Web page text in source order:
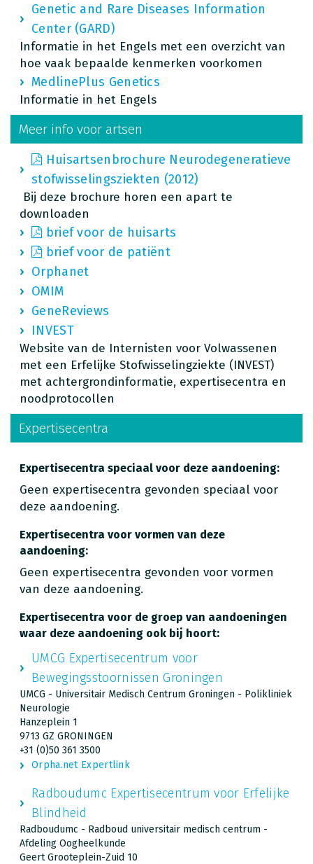
Genetic and Rare Diseases Information
Center (GARD)
Informatie in het Engels met een overzicht van
hoe vaak bepaalde kenmerken voorkomen
MedlinePlus Genetics
Informatie in het Engels
Meer info voor artsen
Huisartsenbrochure Neurodegeneratieve
stofwisselingsziekten (2012)
Bij deze brochure horen een apart te
downloaden
brief voor de huisarts
brief voor de patiënt
Orphanet
OMIM
GeneReviews
INVEST
Website van de Internisten voor Volwassenen
met een Erfelijke Stofwisselingziekte (INVEST)
met achtergrondinformatie, expertisecentra en
noodprotocollen
Expertisecentra
Expertisecentra speciaal voor deze aandoening:
Geen expertisecentra gevonden speciaal voor
deze aandoening.
Expertisecentra voor vormen van deze
aandoening:
Geen expertisecentra gevonden voor vormen
van deze aandoening.
Expertisecentra voor de groep van aandoeningen
waar deze aandoening ook bij hoort:
UMCG Expertisecentrum voor
Bewegingsstoornissen Groningen
UMCG - Universitair Medisch Centrum Groningen - Polikliniek
Neurologie
Hanzeplein 1
9713 GZ GRONINGEN
+31 (0)50 361 3500
Orpha.net Expertlink
Radboudumc Expertisecentrum voor Erfelijke
Blindheid
Radboudumc - Radboud universitair medisch centrum -
Afdeling Oogheelkunde
Geert Grooteplein-Zuid 10